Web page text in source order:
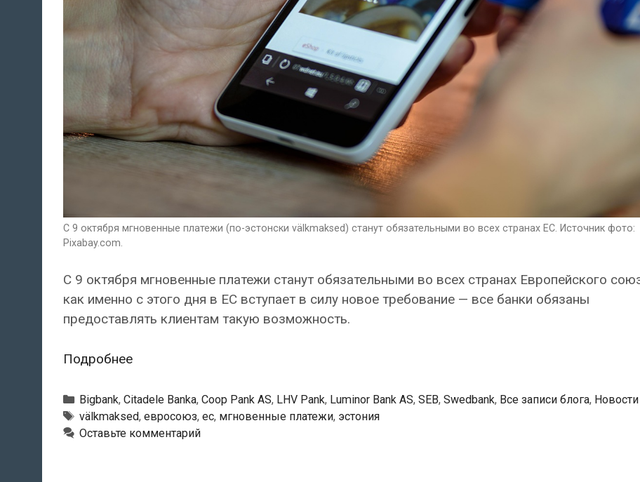
С 9 октября мгновенные платежи (по-эстонски välkmaksed) станут обязательными во всех странах ЕС. Источник фото:
Pixabay.com.
С 9 октября мгновенные платежи станут обязательными во всех странах Европейского
как именно с этого дня в ЕС вступает в силу новое требование — все банки обязаны
предоставлять клиентам такую возможность.
ПодробнееС
октября
мгновенные
платежи
Рубрики
Bigbank, Citadele Banka, Coop Pank AS, LHV Pank, Luminor Bank AS, SEB, Swedbank, Все записи блога, Новости
Тэги
välkmaksed, евросоюз, ес, мгновенные платежи, эстония
Оставьте комментарий